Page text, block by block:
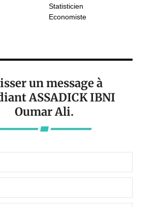
Statisticien
Economiste
un message à
ASSADICK IBNI
Oumar Ali.